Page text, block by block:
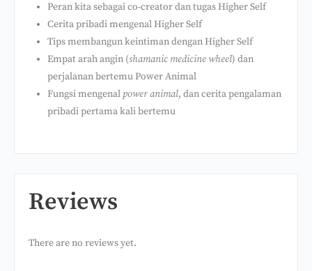
Peran kita sebagai co-creator dan tugas Higher Self
Cerita pribadi mengenal Higher Self
Tips membangun keintiman dengan Higher Self
Empat arah angin (shamanic medicine wheel) dan
perjalanan bertemu Power Animal
Fungsi mengenal power animal, dan cerita pengalaman
pribadi pertama kali bertemu
Reviews
There are no reviews yet.